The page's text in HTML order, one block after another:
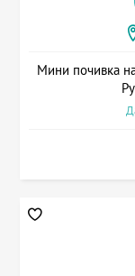
Мини почивка